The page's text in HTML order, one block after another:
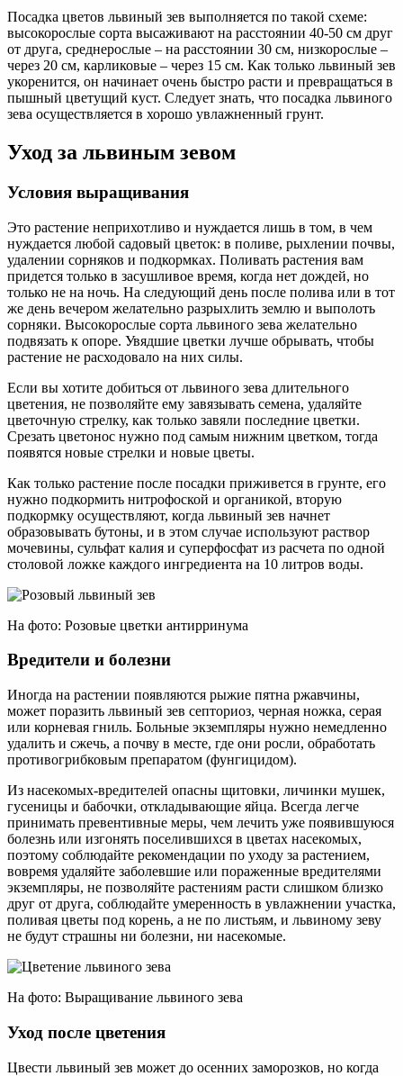
Посадка цветов львиный зев выполняется по такой схеме:
высокорослые сорта высаживают на расстоянии 40-50 см друг
от друга, среднерослые – на расстоянии 30 см, низкорослые –
через 20 см, карликовые – через 15 см. Как только львиный зев
укоренится, он начинает очень быстро расти и превращаться в
пышный цветущий куст. Следует знать, что посадка львиного
зева осуществляется в хорошо увлажненный грунт.
Уход за львиным зевом
Условия выращивания
Это растение неприхотливо и нуждается лишь в том, в чем
нуждается любой садовый цветок: в поливе, рыхлении почвы,
удалении сорняков и подкормках. Поливать растения вам
придется только в засушливое время, когда нет дождей, но
только не на ночь. На следующий день после полива или в тот
же день вечером желательно разрыхлить землю и выполоть
сорняки. Высокорослые сорта львиного зева желательно
подвязать к опоре. Увядшие цветки лучше обрывать, чтобы
растение не расходовало на них силы.
Если вы хотите добиться от львиного зева длительного
цветения, не позволяйте ему завязывать семена, удаляйте
цветочную стрелку, как только завяли последние цветки.
Срезать цветонос нужно под самым нижним цветком, тогда
появятся новые стрелки и новые цветы.
Как только растение после посадки приживется в грунте, его
нужно подкормить нитрофоской и органикой, вторую
подкормку осуществляют, когда львиный зев начнет
образовывать бутоны, и в этом случае используют раствор
мочевины, сульфат калия и суперфосфат из расчета по одной
столовой ложке каждого ингредиента на 10 литров воды.
На фото: Розовые цветки антирринума
Вредители и болезни
Иногда на растении появляются рыжие пятна ржавчины,
может поразить львиный зев септориоз, черная ножка, серая
или корневая гниль. Больные экземпляры нужно немедленно
удалить и сжечь, а почву в месте, где они росли, обработать
противогрибковым препаратом (фунгицидом).
Из насекомых-вредителей опасны щитовки, личинки мушек,
гусеницы и бабочки, откладывающие яйца. Всегда легче
принимать превентивные меры, чем лечить уже появившуюся
болезнь или изгонять поселившихся в цветах насекомых,
поэтому соблюдайте рекомендации по уходу за растением,
вовремя удаляйте заболевшие или пораженные вредителями
экземпляры, не позволяйте растениям расти слишком близко
друг от друга, соблюдайте умеренность в увлажнении участка,
поливая цветы под корень, а не по листьям, и львиному зеву
не будут страшны ни болезни, ни насекомые.
На фото: Выращивание львиного зева
Уход после цветения
Цвести львиный зев может до осенних заморозков, но когда